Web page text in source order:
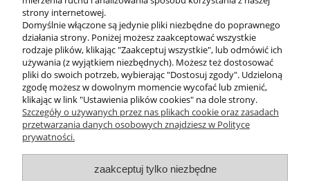
O FIRMIE
Marka 4EVERFIT zadebiutowała na rynku
polskim w 2017 roku. Asortyment zawiera
produkty wykorzystywane do fitnessu,
różnych form treningu sportowego oraz
aktywnej rehabilitacji, łączące w sobie wysoką
strony internetowej.
Domyślnie włączone są jedynie pliki niezbędne do poprawnego
działania strony. Poniżej możesz zaakceptować wszystkie
rodzaje plików, klikając "Zaakceptuj wszystkie", lub odmówić ich
używania (z wyjątkiem niezbędnych). Możesz też dostosować
pliki do swoich potrzeb, wybierając "Dostosuj zgody". Udzieloną
zgodę możesz w dowolnym momencie wycofać lub zmienić,
klikając w link "Ustawienia plików cookies" na dole strony.
Szczegóły o używanych przez nas plikach cookie oraz zasadach
przetwarzania danych osobowych znajdziesz w Polityce
prywatności.
zaakceptuj tylko niezbędne